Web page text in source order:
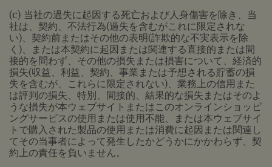
(c) 当社の過失に起因する死亡および人身傷害を除き、当
社は、契約、不法行為(過失を含むがこれに限定されな
い)、契約前またはその他の表明(詐欺的な不実表示を除
く)、または本契約に起因または関連する直接的または間
接的を問わず、その他の損失または損害について、経済的
損失(収益、利益、契約、事業または予想される貯蓄の損
失を含むが、これらに限定されない)、業務上の信用また
は評判の損失、特別、間接的、結果的な損失またはそのよ
うな損失が本ウェブサイトまたはこのオンラインショッピ
ングサービスの使用または使用不能、または本ウェブサイ
トで購入された製品の使用または消費に起因または関連し
てその当事者によって発生したかどうかにかかわらず、契
約上の責任を負いません。